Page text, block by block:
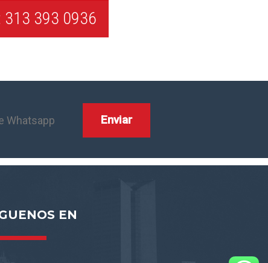
393 0936
EN